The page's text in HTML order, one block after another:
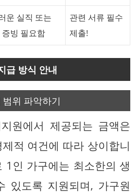
운 실직 또는
증빙 필요함
관련 서류 필수
제출!
급 방식 안내
위 파악하기
원에서 제공되는 금액은
적 여건에 따라 상이합니
1인 가구에는 최소한의 생
있도록 지원되며, 가구원